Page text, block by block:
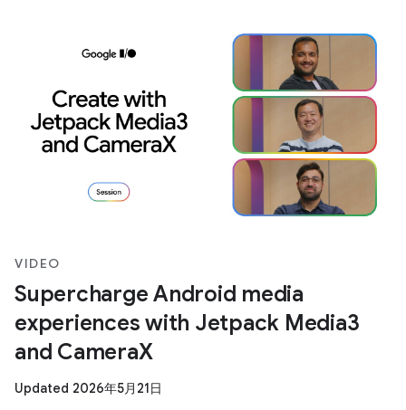
VIDEO
Supercharge Android media
experiences with Jetpack Media3
and CameraX
Updated 2026年5月21日